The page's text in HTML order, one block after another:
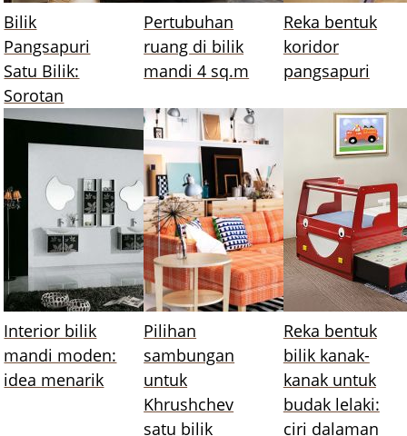
Bilik
Pangsapuri
Satu Bilik:
Sorotan
Pertubuhan
ruang di bilik
mandi 4 sq.m
Reka bentuk
koridor
pangsapuri
Interior bilik
mandi moden:
idea menarik
Pilihan
sambungan
untuk
Khrushchev
satu bilik
Reka bentuk
bilik kanak-
kanak untuk
budak lelaki:
ciri dalaman